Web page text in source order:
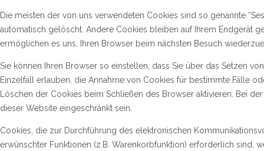
Die meisten der von uns verwendeten Cookies sind so genannte
automatisch gelöscht. Andere Cookies bleiben auf Ihrem Endgerät
ermöglichen es uns, Ihren Browser beim nächsten Besuch
Sie können Ihren Browser so einstellen, dass Sie über das Setzen
Einzelfall erlauben, die Annahme von Cookies für bestimmte Fälle
Löschen der Cookies beim Schließen des Browser aktivieren. Bei
dieser Website eingeschränkt sein.
Cookies, die zur Durchführung des elektronischen
erwünschter Funktionen (z.B. Warenkorbfunktion) erforderlich sind,